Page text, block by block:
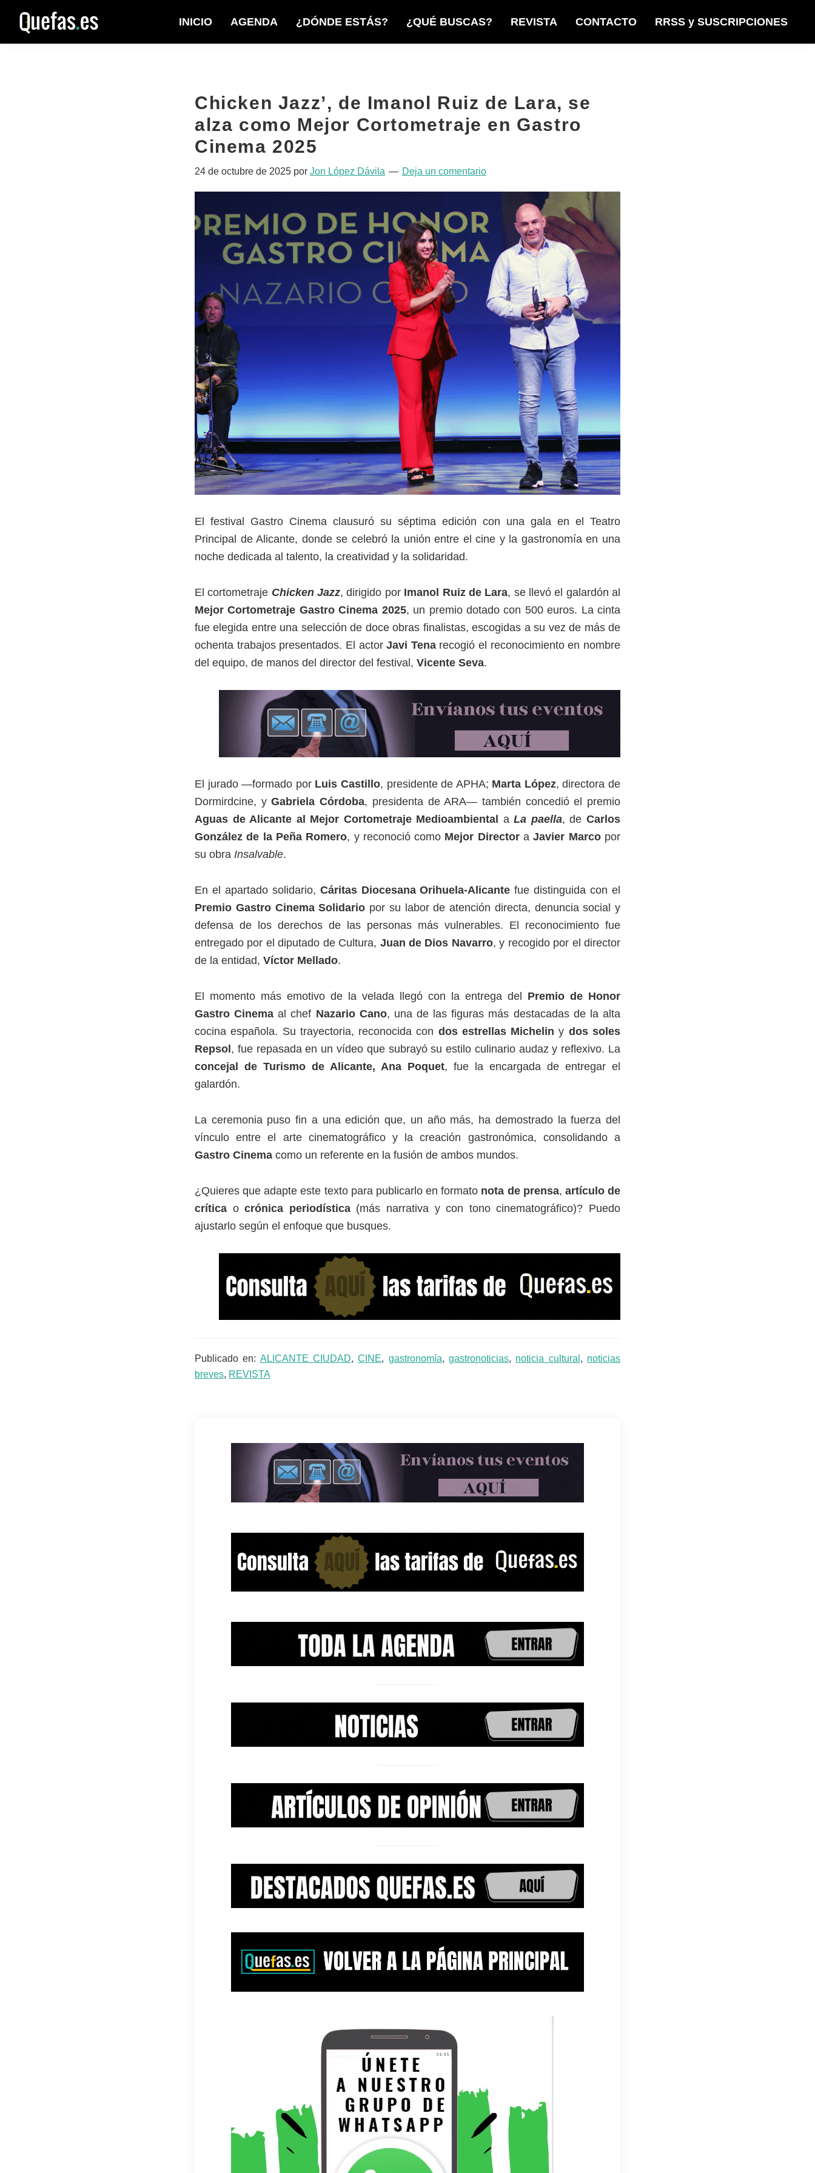
la
contenido
Quefas
INICIO AGENDA ¿DÓNDE ESTÁS? ¿QUÉ BUSCAS? REVISTA CONTACTO RRSS y SUSCRIPCIONES
Chicken Jazz’, de Imanol Ruiz de Lara, se
alza como Mejor Cortometraje en Gastro
Cinema 2025
24 de octubre de 2025 por Jon López Dávila Deja un comentario
El festival Gastro Cinema clausuró su séptima edición con una gala en el Teatro
Principal de Alicante, donde se celebró la unión entre el cine y la gastronomía en una
noche dedicada al talento, la creatividad y la solidaridad.
El cortometraje Chicken Jazz, dirigido por Imanol Ruiz de Lara, se llevó el galardón al
Mejor Cortometraje Gastro Cinema 2025, un premio dotado con 500 euros. La cinta
fue elegida entre una selección de doce obras finalistas, escogidas a su vez de más de
ochenta trabajos presentados. El actorJavi Tenarecogió el reconocimiento en nombre
del equipo, de manos del director del festival, Vicente Seva.
El jurado —formado por Luis Castillo, presidente de APHA; Marta López, directora de
Dormirdcine, yGabriela Córdoba, presidenta de ARA— también concedió el premio
Aguas de Alicante al Mejor Cortometraje Medioambiental aLa paella, deCarlos
González de la Peña Romero, y reconoció como Mejor DirectoraJavier Marcopor
su obra Insalvable.
En el apartado solidario, Cáritas Diocesana Orihuela-Alicante fue distinguida con el
Premio Gastro Cinema Solidario por su labor de atención directa, denuncia social y
defensa de los derechos de las personas más vulnerables. El reconocimiento fue
entregado por el diputado de Cultura, Juan de Dios Navarro, y recogido por el director
de la entidad, Víctor Mellado.
El momento más emotivo de la velada llegó con la entrega del Premio de Honor
Gastro Cinema al chef Nazario Cano, una de las figuras más destacadas de la alta
cocina española. Su trayectoria, reconocida con dos estrellas Michelin y dos soles
Repsol, fue repasada en un vídeo que subrayó su estilo culinario audaz y reflexivo. La
concejal de Turismo de Alicante, Ana Poquet, fue la encargada de entregar el
galardón.
La ceremonia puso fin a una edición que, un año más, ha demostrado la fuerza del
vínculo entre el arte cinematográfico y la creación gastronómica, consolidando a
Gastro Cinema como un referente en la fusión de ambos mundos.
¿Quieres que adapte este texto para publicarlo en formato nota de prensa, artículo de
crítica ocrónica periodística(más narrativa y con tono cinematográfico)? Puedo
ajustarlo según el enfoque que busques.
Publicado en: ALICANTE CIUDAD,CINE, gastronomía,gastronoticias, noticia cultural , noticias
breves, REVISTA